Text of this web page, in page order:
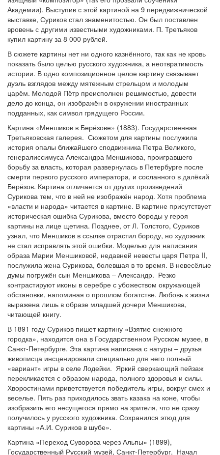
Академии). Выступив с этой картиной на 9 передвижнической
выставке, Суриков стал знаменитостью. Он был поставлен
вровень с другими известными художниками. П. Третьяков
купил картину за 8 000 рублей.
В сюжете картины нет ни одного казнённого, так как не кровь
показать было целью русского художника, а неотвратимость
истории. В одно композиционное целое картину связывает
дуэль взглядов между мятежным стрельцом и молодым
царём. Молодой Пётр преисполнен решимостью, довести
дело до конца, он изображён в окружении иностранных
подданных, как символ грядущего России.
Картина «Меншиков в Берёзове» (1883). Государственная
Третьяковская галерея. Сюжетом для картины послужила
история опалы ближайшего сподвижника Петра Великого,
генералиссимуса Александра Меншикова, проигравшего
борьбу за власть, которая развернулась в Петербурге после
смерти первого русского императора, и сосланного в далёкий
Берёзов. Картина отличается от других произведений
Сурикова тем, что в ней не изображён народ. Хотя проблема
«власти и народа» читается в картине. В картине присутствует
историческая ошибка Сурикова, вместо бороды у героя
картины на лице щетина. Позднее, от Л. Толстого, Суриков
узнал, что Меншиков в ссылке отрастил бороду, но художник
не стал исправлять этой ошибки. Моделью для написания
образа Марии Меншиковой, недавней невесты царя Петра II,
послужила жена Сурикова, болевшая в то время. В невесёлые
думы погружён сын Меншикова – Александр. Резко
контрастируют иконы в серебре с убожеством окружающей
обстановки, напоминая о прошлом богатстве. Любовь к жизни
выражена лишь в образе младшей дочери Меншикова,
читающей книгу.
В 1891 году Суриков пишет картину «Взятие снежного
городка», находится она в Государственном Русском музее, в
Санкт-Петербурге. Эта картина написана с натуры – друзья
живописца инсценировали специально для него полный
«вариант» игры в селе Лодейки. Яркий сверкающий пейзаж
перекликается с образом народа, полного здоровья и силы.
Хворостинами приветствуется победитель игры, вокруг смех и
веселье. Пять раз приходилось звать казака на коне, чтобы
изобразить его несущегося прямо на зрителя, что не сразу
получилось у русского художника. Сохранился этюд для
картины «А.И. Суриков в шубе».
Картина «Переход Суворова через Альпы» (1899),
Государственный Русский музей, Санкт-Петербург. Начал